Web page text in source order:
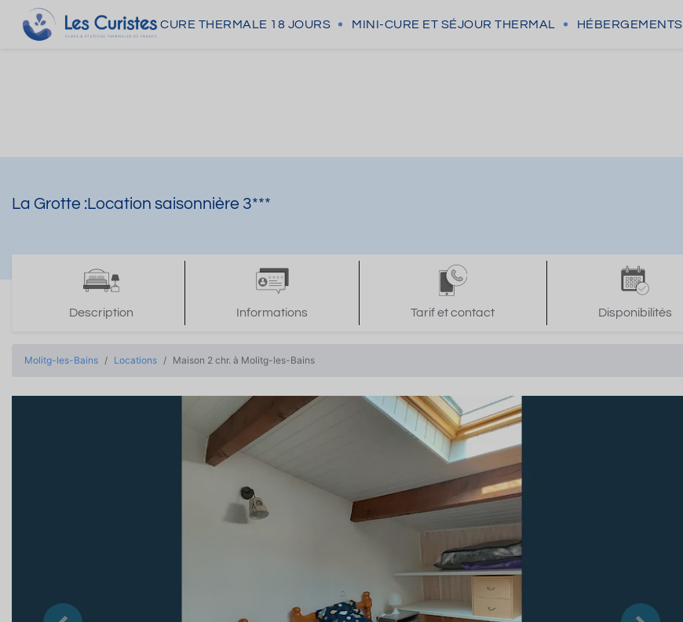
CURE THERMALE 18 JOURS MINI-CURE ET SÉJOUR THERMAL HÉBERGEMENTS
La Grotte :Location saisonnière 3***
Description Informations Tarif et contact Disponibilités
Molitg-les-Bains Locations Maison 2 chr. à Molitg-les-Bains